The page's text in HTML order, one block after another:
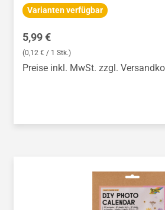
Varianten verfügbar
Regulärer Preis:
5,99 €
(0,12 € / 1 Stk.)
Preise inkl. MwSt. zzgl.